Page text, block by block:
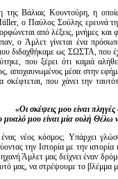
Βάλιας Κουντούρη, η οποία
ο Παύλος Σούλης ερευνά
από λέξεις, μνήμες
ο Άμλετ γίνεται ένα
διδαχθήκαμε ως ΣΩΣΤΑ, που
που ξέρει ότι καμιά
αποχαυνωμένος μέσα στην
σκέφτεται, που χάνει την
«Οι σκέψεις μου είναι
μυαλό μου είναι μία ουλή Θέλω
ένας νέος κόσμος; Υπάρχει
την Ιστορία με την
Άμλετ μας δείχνει έναν
μας, να στρέψουμε το βλέμμα